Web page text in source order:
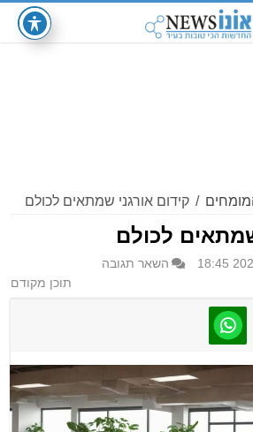
/ קידום אורגני שמתאים לכולם
לכולם
השאר תגובה
תוכן מקודם